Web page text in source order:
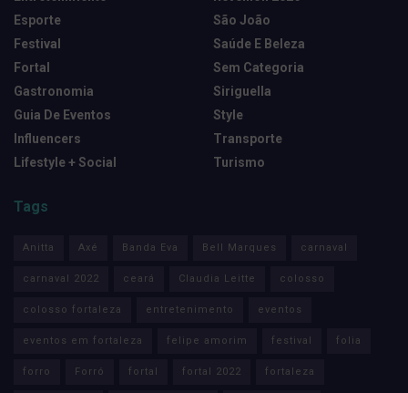
Esporte
Festival
Fortal
Gastronomia
Guia De Eventos
Influencers
Lifestyle + Social
São João
Saúde E Beleza
Sem Categoria
Siriguella
Style
Transporte
Turismo
Tags
Anitta Axé Banda Eva Bell Marques carnaval
carnaval 2022 ceará Claudia Leitte colosso
colosso fortaleza entretenimento eventos
eventos em fortaleza felipe amorim festival folia
forro Forró fortal fortal 2022 fortaleza